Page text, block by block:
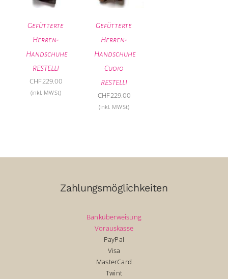
Gefütterte
Herren-
Handschuhe
RESTELLI
CHF229.00
(inkl. MWSt)
Gefütterte
Herren-
Handschuhe
Cuoio
RESTELLI
CHF229.00
(inkl. MWSt)
Zahlungsmöglichkeiten
Banküberweisung
Vorauskasse
PayPal
Visa
MasterCard
Twint